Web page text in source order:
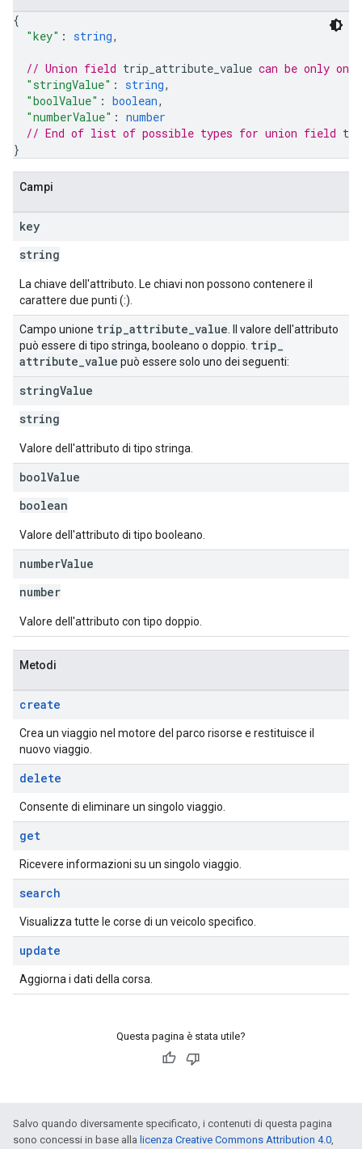
{
"key" : string,
// Union field trip_attribute_value can be only
"stringValue" : string,
"boolValue" : boolean,
"numberValue" : number
// End of list of possible types for union field
}
Campi
key
string
La chiave dell'attributo. Le chiavi non possono contenere il
carattere due punti (:).
Campo unione trip attribute value . Il valore dell'attributo
può essere di tipo stringa, booleano o doppio. trip
attribute value può essere solo uno dei seguenti:
stringValue
string
Valore dell'attributo di tipo stringa.
boolValue
boolean
Valore dell'attributo di tipo booleano.
numberValue
number
Valore dell'attributo con tipo doppio.
Metodi
create
Crea un viaggio nel motore del parco risorse e restituisce il
nuovo viaggio.
delete
Consente di eliminare un singolo viaggio.
get
Ricevere informazioni su un singolo viaggio.
search
Visualizza tutte le corse di un veicolo specifico.
update
Aggiorna i dati della corsa.
Questa pagina è stata utile?
Salvo quando diversamente specificato, i contenuti di questa pagina
sono concessi in base alla licenza Creative Commons Attribution 4.0,